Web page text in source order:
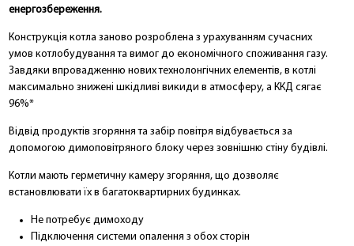
енергозбереження.
Конструкція котла заново розроблена з урахуванням сучасних
умов котлобудування та вимог до економічного споживання газу.
Завдяки впровадженню нових технолонгічних елементів, в котлі
максимально знижені шкідливі викиди в атмосферу, а ККД сягає
96%*
Відвід продуктів згоряння та забір повітря відбувається за
допомогою димоповітряного блоку через зовнішню стіну будівлі.
Котли мають герметичну камеру згоряння, що дозволяє
встановлювати їх в багатоквартирних будинках.
Не потребує димоходу
Підключення системи опалення з обох сторін